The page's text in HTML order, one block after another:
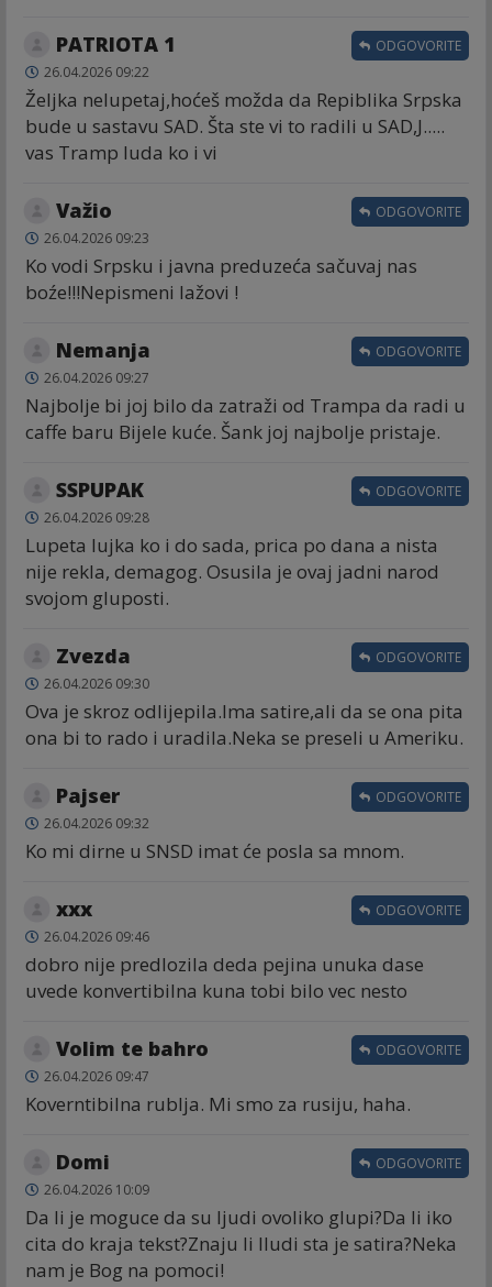
PATRIOTA 1
26.04.2026 09:22
Željka nelupetaj,hoćeš možda da Repiblika Srpska
bude u sastavu SAD. Šta ste vi to radili u SAD,J.....
vas Tramp luda ko i vi
ODGOVORITE
Važio
26.04.2026 09:23
Ko vodi Srpsku i javna preduzeća sačuvaj nas
boźe!!!Nepismeni lažovi !
ODGOVORITE
Nemanja
26.04.2026 09:27
Najbolje bi joj bilo da zatraži od Trampa da radi u
caffe baru Bijele kuće. Šank joj najbolje pristaje.
ODGOVORITE
SSPUPAK
26.04.2026 09:28
Lupeta lujka ko i do sada, prica po dana a nista
nije rekla, demagog. Osusila je ovaj jadni narod
svojom gluposti.
ODGOVORITE
Zvezda
26.04.2026 09:30
Ova je skroz odlijepila.Ima satire,ali da se ona pita
ona bi to rado i uradila.Neka se preseli u Ameriku.
ODGOVORITE
Pajser
26.04.2026 09:32
Ko mi dirne u SNSD imat će posla sa mnom.
ODGOVORITE
xxx
26.04.2026 09:46
dobro nije predlozila deda pejina unuka dase
uvede konvertibilna kuna tobi bilo vec nesto
ODGOVORITE
Volim te bahro
26.04.2026 09:47
Koverntibilna rublja. Mi smo za rusiju, haha.
ODGOVORITE
Domi
26.04.2026 10:09
Da li je moguce da su ljudi ovoliko glupi?Da li iko
cita do kraja tekst?Znaju li lludi sta je satira?Neka
nam je Bog na pomoci!
ODGOVORITE